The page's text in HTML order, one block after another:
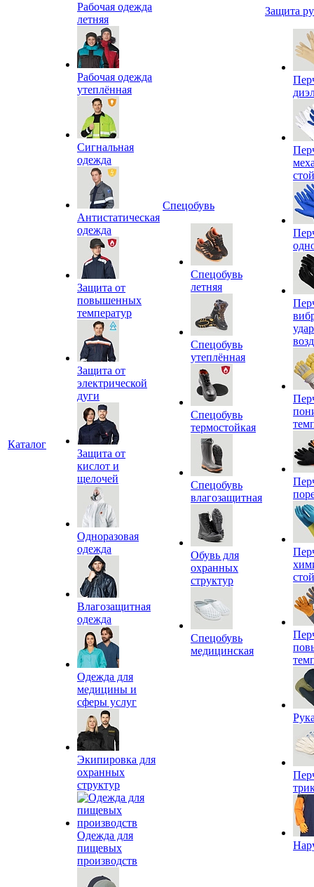
Каталог
Рабочая одежда
летняя
Рабочая одежда
утеплённая
Сигнальная
одежда
Антистатическая
одежда
Защита от
повышенных
температур
Защита от
электрической
дуги
Защита от
кислот и
щелочей
Одноразовая
одежда
Влагозащитная
одежда
Одежда для
медицины и
сферы услуг
Экипировка для
охранных
структур
Одежда для
пищевых
производств
Спецобувь
Спецобувь
летняя
Спецобувь
утеплённая
Спецобувь
термостойкая
Спецобувь
влагозащитная
Обувь для
охранных
структур
Спецобувь
медицинская
Защита